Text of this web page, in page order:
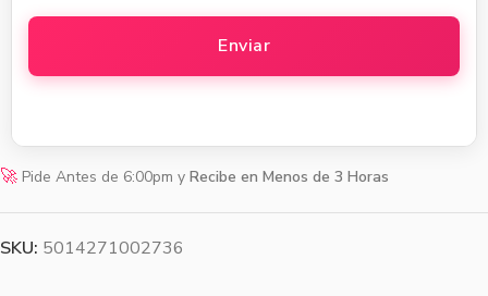
🚀 Pide Antes de 6:00pm y Recibe en Menos de 3 Horas
SKU: 5014271002736